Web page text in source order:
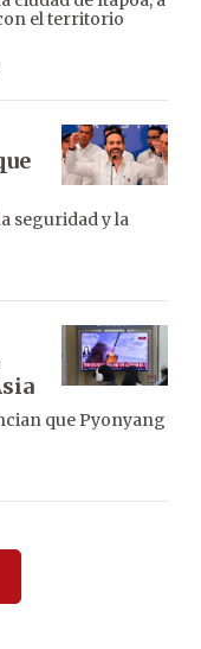
el territorio
seguridad y la
que Pyonyang